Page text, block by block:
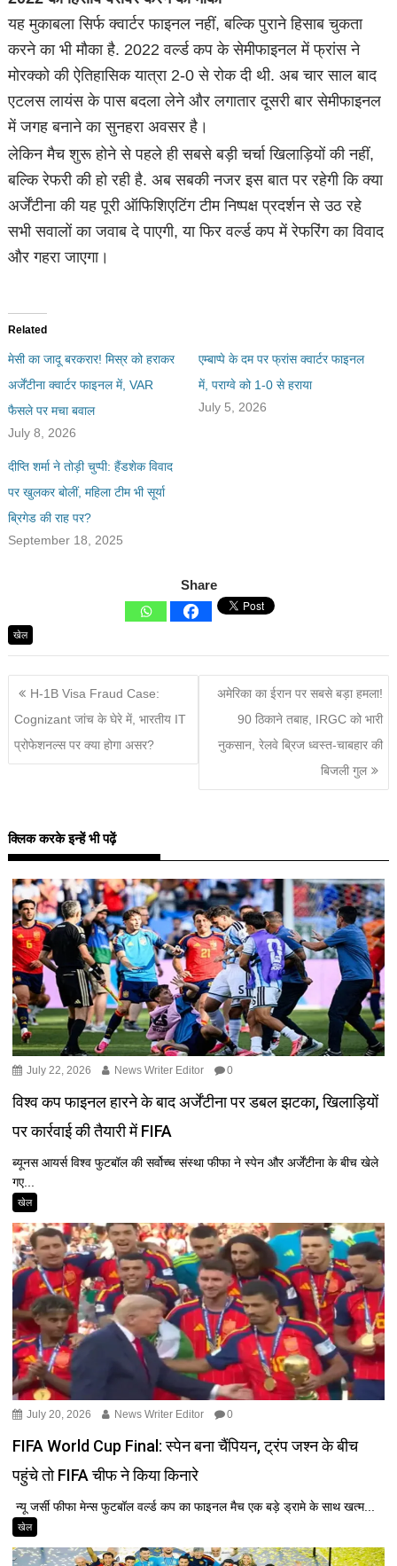
यह मुकाबला सिर्फ क्वार्टर फाइनल नहीं, बल्कि पुराने हिसाब चुकता
करने का भी मौका है. 2022 वर्ल्ड कप के सेमीफाइनल में फ्रांस ने
मोरक्को की ऐतिहासिक यात्रा 2-0 से रोक दी थी. अब चार साल बाद
एटलस लायंस के पास बदला लेने और लगातार दूसरी बार सेमीफाइनल
में जगह बनाने का सुनहरा अवसर है।
लेकिन मैच शुरू होने से पहले ही सबसे बड़ी चर्चा खिलाड़ियों की नहीं,
बल्कि रेफरी की हो रही है. अब सबकी नजर इस बात पर रहेगी कि क्या
अर्जेंटीना की यह पूरी ऑफिशिएटिंग टीम निष्पक्ष प्रदर्शन से उठ रहे
सभी सवालों का जवाब दे पाएगी, या फिर वर्ल्ड कप में रेफरिंग का विवाद
और गहरा जाएगा।
Related
मेसी का जादू बरकरार! मिस्र को हराकर
अर्जेंटीना क्वार्टर फाइनल में, VAR
फैसले पर मचा बवाल
July 8, 2026
एम्बाप्पे के दम पर फ्रांस क्वार्टर फाइनल
में, पराग्वे को 1-0 से हराया
July 5, 2026
दीप्ति शर्मा ने तोड़ी चुप्पी: हैंडशेक विवाद
पर खुलकर बोलीं, महिला टीम भी सूर्या
ब्रिगेड की राह पर?
September 18, 2025
Share
खेल
H-1B Visa Fraud Case:
Cognizant जांच के घेरे में, भारतीय IT
प्रोफेशनल्स पर क्या होगा असर?
अमेरिका का ईरान पर सबसे बड़ा हमला!
90 ठिकाने तबाह, IRGC को भारी
नुकसान, रेलवे ब्रिज ध्वस्त-चाबहार की
बिजली गुल
क्लिक करके इन्हें भी पढ़ें
July 22, 2026 News Writer Editor 0
विश्व कप फाइनल हारने के बाद अर्जेंटीना पर डबल झटका, खिलाड़ियों
पर कार्रवाई की तैयारी में FIFA
ब्यूनस आयर्स विश्व फुटबॉल की सर्वोच्च संस्था फीफा ने स्पेन और अर्जेंटीना के बीच खेले
गए...
खेल
July 20, 2026 News Writer Editor 0
FIFA World Cup Final: स्पेन बना चैंपियन, ट्रंप जश्न के बीच
पहुंचे तो FIFA चीफ ने किया किनारे
न्यू जर्सी फीफा मेन्स फुटबॉल वर्ल्ड कप का फाइनल मैच एक बड़े ड्रामे के साथ खत्म...
खेल